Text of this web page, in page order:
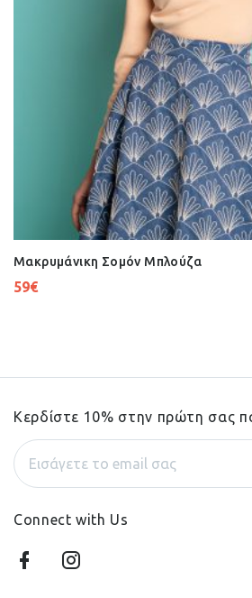
Μακρυμάνικη Σομόν Μπλούζα
59€
Κερδίστε 10% στην πρώτη σας
Connect with Us